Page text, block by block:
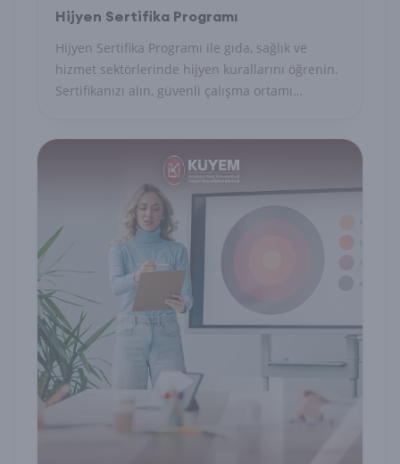
Hijyen Sertifika Programı
Hijyen Sertifika Programı ile gıda, sağlık ve
hizmet sektörlerinde hijyen kurallarını öğrenin.
Sertifikanızı alın, güvenli çalışma ortamı